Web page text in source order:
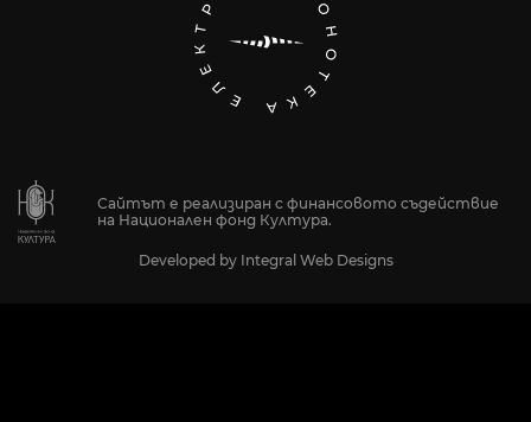
Сайтът е реализиран с финансовото съдействие
на Национален фонд Култура.
Developed by Integral Web Designs